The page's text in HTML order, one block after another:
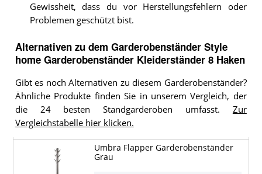
Gewissheit, dass du vor Herstellungsfehlern oder
Problemen geschützt bist.
Alternativen zu dem Garderobenständer Style
home Garderobenständer Kleiderständer 8 Haken
Gibt es noch Alternativen zu diesem Garderobenständer?
Ähnliche Produkte finden Sie in unserem Vergleich, der
die 24 besten Standgarderoben umfasst. Zur
Vergleichstabelle hier klicken.
Umbra Flapper Garderobenständer
Grau